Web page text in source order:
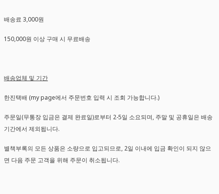
배송료 3,000원
150,000원 이상 구매 시 무료배송
배송업체 및 기간
한진택배 (my page에서 주문번호 입력 시 조회 가능합니다.)
주문일(무통장 입금은 결제 완료일)로부터 2-5일 소요되며, 주말 및 공휴일은 배송
기간에서 제외됩니다.
별책부록의 모든 상품은 소량으로 입고되므로, 2일 이내에 입금 확인이 되지 않으
면 다음 주문 고객을 위해 주문이 취소됩니다.